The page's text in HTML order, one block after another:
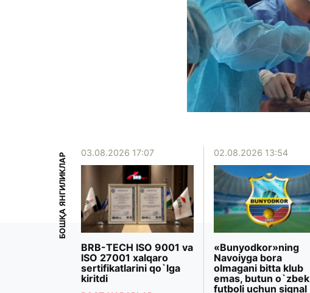
БОШҚА ЯНГИЛИКЛАР 03.08.2026 17:07
BRB-TECH ISO 9001 va
ISO 27001 xalqaro
sertifikatlarini qo`lga
kiritdi
02.08.2026 13:54
«Bunyodkor»ning
Navoiyga bora
olmagani bitta klub
emas, butun o`zbek
futboli uchun signal